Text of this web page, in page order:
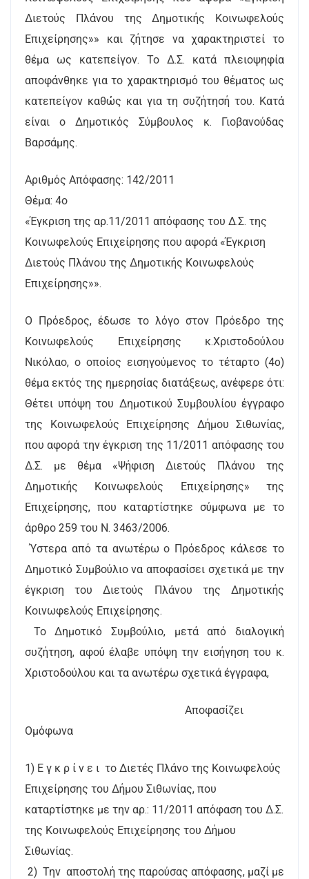
Διετούς Πλάνου της Δημοτικής Κοινωφελούς
Επιχείρησης»» και ζήτησε να χαρακτηριστεί το
θέμα ως κατεπείγον. Το Δ.Σ. κατά πλειοψηφία
αποφάνθηκε για το χαρακτηρισμό του θέματος ως
κατεπείγον καθώς και για τη συζήτησή του. Κατά
είναι ο Δημοτικός Σύμβουλος κ. Γιοβανούδας
Βαρσάμης.
Αριθμός Απόφασης: 142/2011
Θέμα: 4ο
«Έγκριση της αρ.11/2011 απόφασης του Δ.Σ. της
Κοινωφελούς Επιχείρησης που αφορά «Έγκριση
Διετούς Πλάνου της Δημοτικής Κοινωφελούς
Επιχείρησης»».
Ο Πρόεδρος, έδωσε το λόγο στον Πρόεδρο της
Κοινωφελούς Επιχείρησης κ.Χριστοδούλου
Νικόλαο, ο οποίος εισηγούμενος το τέταρτο (4o)
θέμα εκτός της ημερησίας διατάξεως, ανέφερε ότι:
Θέτει υπόψη του Δημοτικού Συμβουλίου έγγραφο
της Κοινωφελούς Επιχείρησης Δήμου Σιθωνίας,
που αφορά την έγκριση της 11/2011 απόφασης του
Δ.Σ. με θέμα «Ψήφιση Διετούς Πλάνου της
Δημοτικής Κοινωφελούς Επιχείρησης» της
Επιχείρησης, που καταρτίστηκε σύμφωνα με το
άρθρο 259 του Ν. 3463/2006.
Ύστερα από τα ανωτέρω ο Πρόεδρος κάλεσε το
Δημοτικό Συμβούλιο να αποφασίσει σχετικά με την
έγκριση του Διετούς Πλάνου της Δημοτικής
Κοινωφελούς Επιχείρησης.
Το Δημοτικό Συμβούλιο, μετά από διαλογική
συζήτηση, αφού έλαβε υπόψη την εισήγηση του κ.
Χριστοδούλου και τα ανωτέρω σχετικά έγγραφα,
Αποφασίζει
Ομόφωνα
1) Ε γ κ ρ ί ν ε ι το Διετές Πλάνο της Κοινωφελούς
Επιχείρησης του Δήμου Σιθωνίας, που
καταρτίστηκε με την αρ.: 11/2011 απόφαση του Δ.Σ.
της Κοινωφελούς Επιχείρησης του Δήμου
Σιθωνίας.
2) Την αποστολή της παρούσας απόφασης, μαζί με